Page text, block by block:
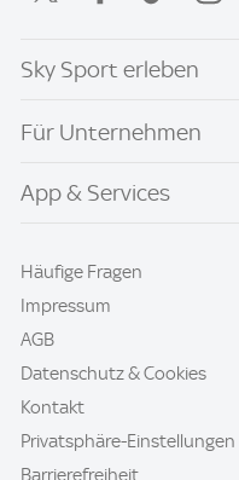
Sky Sport erleben
Für Unternehmen
App & Services
Häufige Fragen
Impressum
AGB
Datenschutz & Cookies
Kontakt
Privatsphäre-Einstellungen
Barrierefreiheit